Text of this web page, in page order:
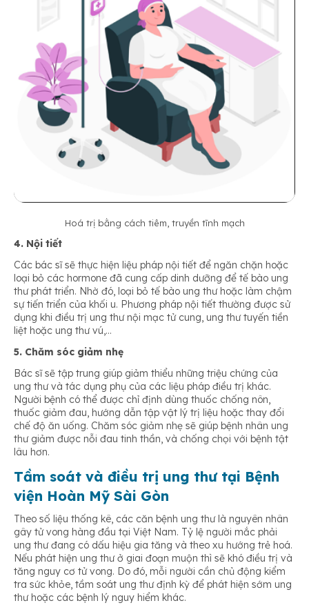
Hoá trị bằng cách tiêm, truyền tĩnh mạch
4. Nội tiết
Các bác sĩ sẽ thực hiện liệu pháp nội tiết để ngăn chặn hoặc
loại bỏ các hormone đã cung cấp dinh dưỡng để tế bào ung
thư phát triển. Nhờ đó, loại bỏ tế bào ung thư hoặc làm chậm
sự tiến triển của khối u. Phương pháp nội tiết thường được sử
dụng khi điều trị ung thư nội mạc tử cung, ung thư tuyến tiền
liệt hoặc ung thư vú,…
5. Chăm sóc giảm nhẹ
Bác sĩ sẽ tập trung giúp giảm thiểu những triệu chứng của
ung thư và tác dụng phụ của các liệu pháp điều trị khác.
Người bệnh có thể được chỉ định dùng thuốc chống nôn,
thuốc giảm đau, hướng dẫn tập vật lý trị liệu hoặc thay đổi
chế độ ăn uống. Chăm sóc giảm nhẹ sẽ giúp bệnh nhân ung
thư giảm được nỗi đau tinh thần, và chống chọi với bệnh tật
lâu hơn.
Tầm soát và điều trị ung thư tại Bệnh
viện Hoàn Mỹ Sài Gòn
Theo số liệu thống kê, các căn bệnh ung thư là nguyên nhân
gây tử vong hàng đầu tại Việt Nam. Tỷ lệ người mắc phải
ung thư đang có dấu hiệu gia tăng và theo xu hướng trẻ hoá.
Nếu phát hiện ung thư ở giai đoạn muộn thì sẽ khó điều trị và
tăng nguy cơ tử vong. Do đó, mỗi người cần chủ động kiểm
tra sức khỏe, tầm soát ung thư định kỳ để phát hiện sớm ung
thư hoặc các bệnh lý nguy hiểm khác.